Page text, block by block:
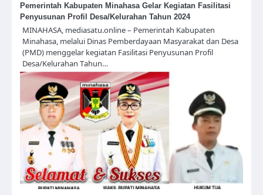
Pemerintah Kabupaten Minahasa Gelar Kegiatan Fasilitasi
Penyusunan Profil Desa/Kelurahan Tahun 2024
MINAHASA, mediasatu.online – Pemerintah Kabupaten
Minahasa, melalui Dinas Pemberdayaan Masyarakat dan Desa
(PMD) menggelar kegiatan Fasilitasi Penyusunan Profil
Desa/Kelurahan Tahun…